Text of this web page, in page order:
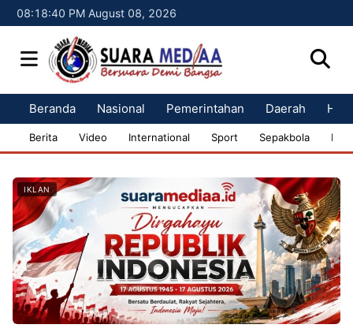
08:18:41 PM August 08, 2026
Beranda Nasional Pemerintahan Daerah
Berita Video International Sport Sepakbola
IKLAN